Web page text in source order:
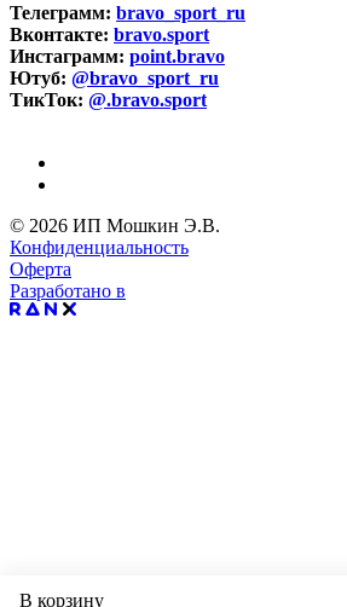
В корзину
Телеграмм: bravo_sport_ru
Вконтакте: bravo.sport
Инстаграмм: point.bravo
Ютуб: @bravo_sport_ru
ТикТок: @.bravo.sport
© 2026 ИП Мошкин Э.В.
Конфиденциальность
Оферта
Разработано в